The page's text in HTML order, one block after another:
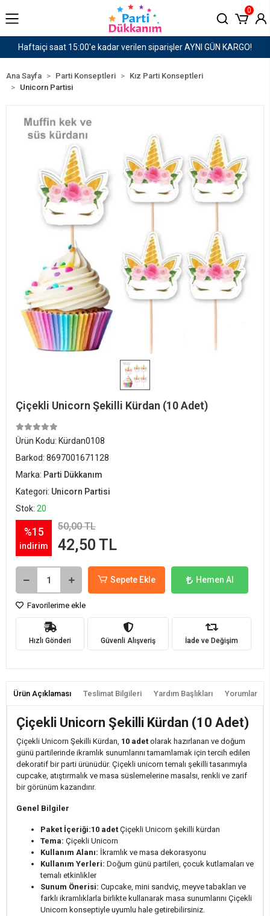
GÜN KARGO! 1500 TL ve Üzeri Kargo Ücretsiz!
0
Ana Sayfa Parti Konseptleri
Kız Parti Konseptleri
Unicorn Partisi
Çiçekli Unicorn Şekilli Kürdan (10 Adet)
Ürün Kodu: Kürdan0108
Barkod: 8697001671128
Marka: Parti Dükkanım
Kategori: Unicorn Partisi
Stok: 20
%15
indirim
50,00 TL
42,50 TL
Sepete Ekle Hemen Al
Favorilerime ekle
Hızlı Gönderi Güvenli Alışveriş İade ve Değişim
Ürün Açıklaması Teslimat Bilgileri Yardım Başlıkları Yorumlar
Çiçekli Unicorn Şekilli Kürdan (10 Adet)
Çiçekli Unicorn Şekilli Kürdan, 10 adet olarak hazırlanan ve doğum
günü partilerinde ikramlık sunumlarını tamamlamak için tercih edilen
dekoratif bir parti ürünüdür. Çiçekli unicorn temalı şekilli tasarımıyla
cupcake, atıştırmalık ve masa süslemelerine masalsı, renkli ve zarif
bir görünüm kazandırır.
Genel Bilgiler
Paket İçeriği:10 adet Çiçekli Unicorn şekilli kürdan
Tema: Çiçekli Unicorn
Kullanım Alanı: İkramlık ve masa dekorasyonu
Kullanım Yerleri: Doğum günü partileri, çocuk kutlamaları ve
temalı etkinlikler
Sunum Önerisi: Cupcake, mini sandviç, meyve tabakları ve
farklı ikramlıklarla birlikte kullanarak masa sunumlarını Çiçekli
Unicorn konseptiyle uyumlu hale getirebilirsiniz.